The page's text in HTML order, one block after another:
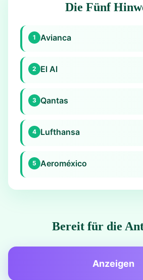
Die Fünf
1 Avianca
2 El Al
3 Qantas
4 Lufthansa
5 Aeroméxico
Bereit für die
Anzeigen